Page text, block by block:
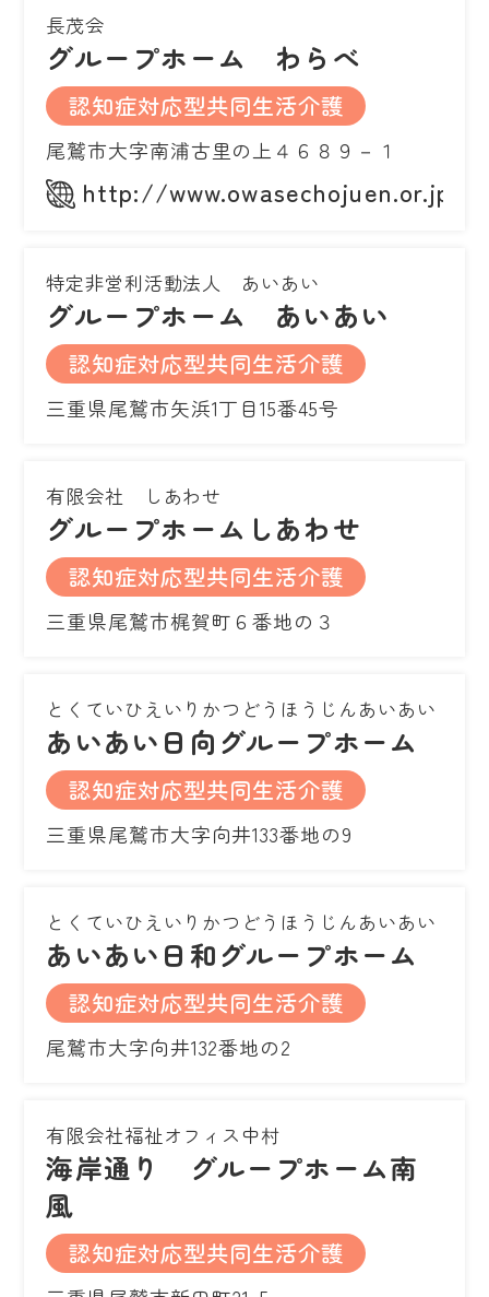
長茂会
グループホーム わらべ
認知症対応型共同生活介護
尾鷲市大字南浦古里の上４６８９－１
http://www.owasechojuen.or.jp/
特定非営利活動法人 あいあい
グループホーム あいあい
認知症対応型共同生活介護
三重県尾鷲市矢浜1丁目15番45号
有限会社 しあわせ
グループホームしあわせ
認知症対応型共同生活介護
三重県尾鷲市梶賀町６番地の３
とくていひえいりかつどうほうじんあいあい
あいあい日向グループホーム
認知症対応型共同生活介護
三重県尾鷲市大字向井133番地の9
とくていひえいりかつどうほうじんあいあい
あいあい日和グループホーム
認知症対応型共同生活介護
尾鷲市大字向井132番地の2
有限会社福祉オフィス中村
海岸通り グループホーム南
風
認知症対応型共同生活介護